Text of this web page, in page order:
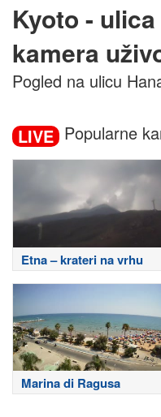
Kyoto -
kamera
Pogled na ulicu
LIVE Popularne
Etna – krateri na vrhu
Marina di Ragusa